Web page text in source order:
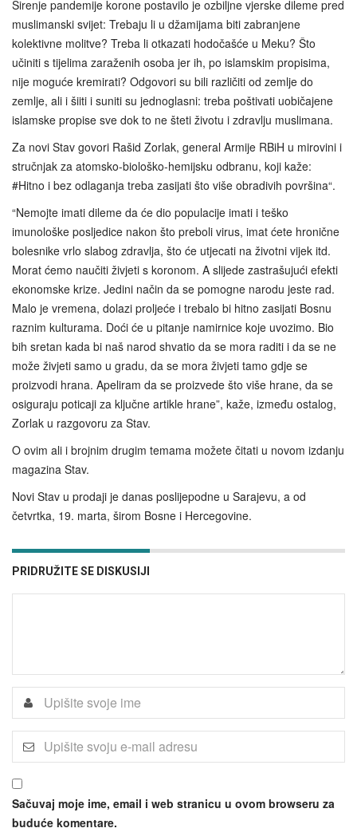
Širenje pandemije korone postavilo je ozbiljne vjerske dileme pred
muslimanski svijet: Trebaju li u džamijama biti zabranjene
kolektivne molitve? Treba li otkazati hodočašće u Meku? Što
učiniti s tijelima zaraženih osoba jer ih, po islamskim propisima,
nije moguće kremirati? Odgovori su bili različiti od zemlje do
zemlje, ali i šiiti i suniti su jednoglasni: treba poštivati uobičajene
islamske propise sve dok to ne šteti životu i zdravlju muslimana.
Za novi Stav govori Rašid Zorlak, general Armije RBiH u mirovini i
stručnjak za atomsko-biološko-hemijsku odbranu, koji kaže:
#Hitno i bez odlaganja treba zasijati što više obradivih površina“.
“Nemojte imati dileme da će dio populacije imati i teško
imunološke posljedice nakon što preboli virus, imat ćete hronične
bolesnike vrlo slabog zdravlja, što će utjecati na životni vijek itd.
Morat ćemo naučiti živjeti s koronom. A slijede zastrašujući efekti
ekonomske krize. Jedini način da se pomogne narodu jeste rad.
Malo je vremena, dolazi proljeće i trebalo bi hitno zasijati Bosnu
raznim kulturama. Doći će u pitanje namirnice koje uvozimo. Bio
bih sretan kada bi naš narod shvatio da se mora raditi i da se ne
može živjeti samo u gradu, da se mora živjeti tamo gdje se
proizvodi hrana. Apeliram da se proizvede što više hrane, da se
osiguraju poticaji za ključne artikle hrane”, kaže, između ostalog,
Zorlak u razgovoru za Stav.
O ovim ali i brojnim drugim temama možete čitati u novom izdanju
magazina Stav.
Novi Stav u prodaji je danas poslijepodne u Sarajevu, a od
četvrtka, 19. marta, širom Bosne i Hercegovine.
PRIDRUŽITE SE DISKUSIJI
Sačuvaj moje ime, email i web stranicu u ovom browseru za
buduće komentare.